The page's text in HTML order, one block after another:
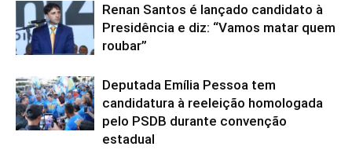
Renan Santos é lançado candidato à
Presidência e diz: “Vamos matar quem
roubar”
Deputada Emília Pessoa tem
candidatura à reeleição homologada
pelo PSDB durante convenção
estadual